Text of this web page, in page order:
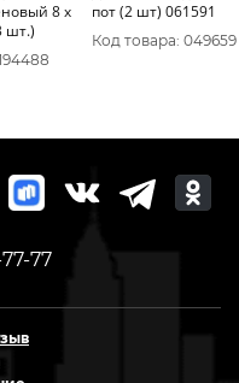
8 х
шт.)
пот (2 шт) 061591
Код товара: 049659
77